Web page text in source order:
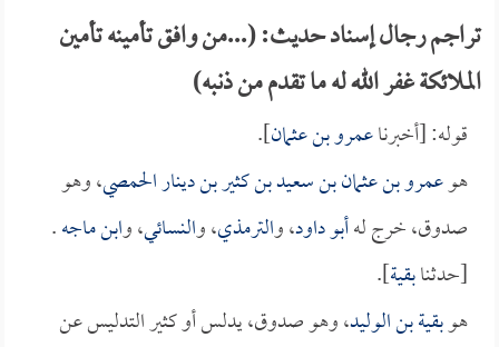
تراجم رجال إسناد حديث: (...من وافق تأمينه تأمين
الملائكة غفر الله له ما تقدم من ذنبه)
قوله: [أخبرناعمرو بن عثمان].
هوعمرو بن عثمان بن سعيد بن كثير بن دينار الحمصي، وهو
صدوق، خرج لهأبو داود، والترمذي، والنسائي، وابن ماجه.
[حدثنابقية].
هوبقية بن الوليد، وهو صدوق، يدلس أو كثير التدليس عن